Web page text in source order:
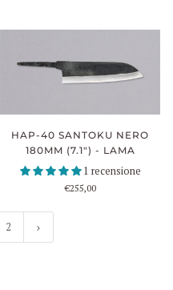
HAP-40 SANTOKU NERO
180MM (7.1") - LAMA
1 recensione
€255,00
2